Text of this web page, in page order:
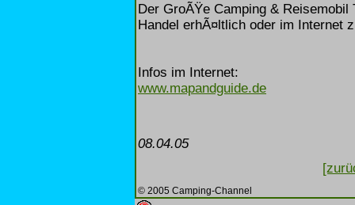
Der GroÃŸe Camping &
Handel erhÃ¤ltlich oder im Internet
Infos im Internet:
www.mapandguide.de
08.04.05
© 2005 Camping-Channel